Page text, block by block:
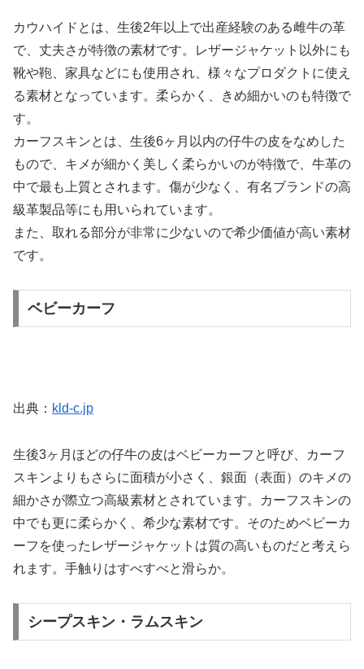
カウハイドとは、生後2年以上で出産経験のある雌牛の革
で、丈夫さが特徴の素材です。レザージャケット以外にも
靴や鞄、家具などにも使用され、様々なプロダクトに使え
る素材となっています。柔らかく、きめ細かいのも特徴で
す。
カーフスキンとは、生後6ヶ月以内の仔牛の皮をなめした
もので、キメが細かく美しく柔らかいのが特徴で、牛革の
中で最も上質とされます。傷が少なく、有名ブランドの高
級革製品等にも用いられています。
また、取れる部分が非常に少ないので希少価値が高い素材
です。
ベビーカーフ
出典： kld-c.jp
生後3ヶ月ほどの仔牛の皮はベビーカーフと呼び、カーフ
スキンよりもさらに面積が小さく、銀面（表面）のキメの
細かさが際立つ高級素材とされています。カーフスキンの
中でも更に柔らかく、希少な素材です。そのためベビーカ
ーフを使ったレザージャケットは質の高いものだと考えら
れます。手触りはすべすべと滑らか。
シープスキン・ラムスキン